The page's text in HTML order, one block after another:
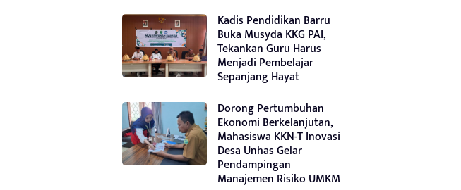
Kadis Pendidikan Barru
Buka Musyda KKG PAI,
Tekankan Guru Harus
Menjadi Pembelajar
Sepanjang Hayat
Dorong Pertumbuhan
Ekonomi Berkelanjutan,
Mahasiswa KKN-T Inovasi
Desa Unhas Gelar
Pendampingan
Manajemen Risiko UMKM